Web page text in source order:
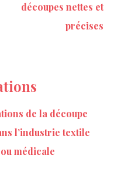
découpes nettes et
précises
de la découpe
l’industrie textile
ou médicale